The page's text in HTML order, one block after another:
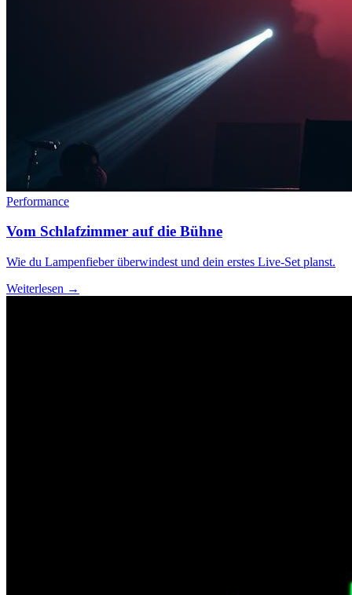
Performance
Vom Schlafzimmer auf die Bühne
Wie du Lampenfieber überwindest und dein erstes Live-Set planst.
Weiterlesen →